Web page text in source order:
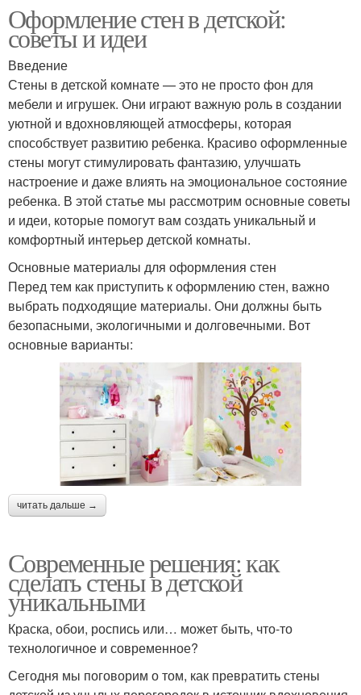
Оформление стен в детской:
советы и идеи
Введение
Стены в детской комнате — это не просто фон для
мебели и игрушек. Они играют важную роль в создании
уютной и вдохновляющей атмосферы, которая
способствует развитию ребенка. Красиво оформленные
стены могут стимулировать фантазию, улучшать
настроение и даже влиять на эмоциональное состояние
ребенка. В этой статье мы рассмотрим основные советы
и идеи, которые помогут вам создать уникальный и
комфортный интерьер детской комнаты.
Основные материалы для оформления стен
Перед тем как приступить к оформлению стен, важно
выбрать подходящие материалы. Они должны быть
безопасными, экологичными и долговечными. Вот
основные варианты:
читать дальше →
Современные решения: как
сделать стены в детской
уникальными
Краска, обои, роспись или… может быть, что-то
технологичное и современное?
Сегодня мы поговорим о том, как превратить стены